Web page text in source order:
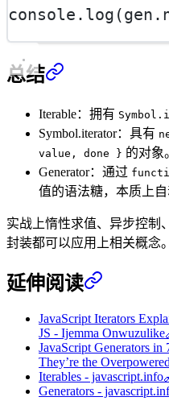
console. log (gen.
总结
Iterable：拥有
Symbol.iterator：具有
value, done } 的对象
Generator：通过
值的语法糖，本质上自
实战上惰性求值、异步控制
封装都可以应用上相关概念。
延伸阅读
JavaScript Iterators
JS - Ijemma Onwuzulike
JavaScript Generators
They’re the
Iterables - javascript.info
Generators -